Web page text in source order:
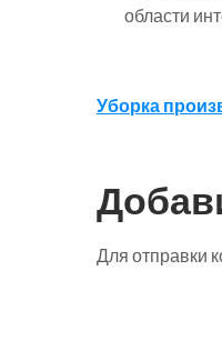
области
Уборка
Для отправки